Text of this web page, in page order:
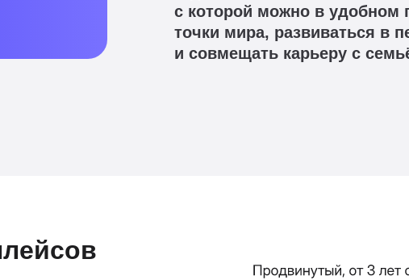
с которой можно в удобном
точки мира, развиваться в
и совмещать карьеру с